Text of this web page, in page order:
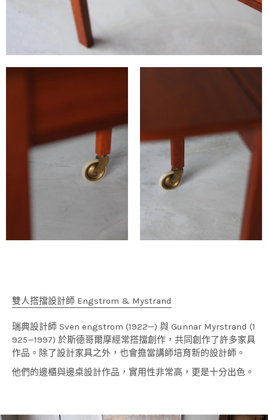
雙人搭擋設計師 Engstrom & Mystrand
瑞典設計師 Sven engstrom (1922—) 與 Gunnar Myrstrand (1
925—1997) 於斯德哥爾摩經常搭擋創作，共同創作了許多家具
作品。除了設計家具之外，也會擔當講師培育新的設計師。
他們的邊櫃與邊桌設計作品，實用性非常高，更是十分出色。